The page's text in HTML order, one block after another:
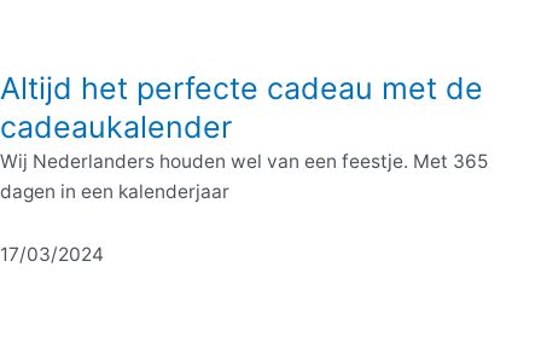
Altijd het perfecte cadeau met de
cadeaukalender
Wij Nederlanders houden wel van een feestje. Met 365
dagen in een kalenderjaar
17/03/2024